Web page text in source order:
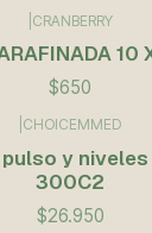
CRANBERRY
10
$650
CHOICEMMED
y niveles
300C2
$26.950